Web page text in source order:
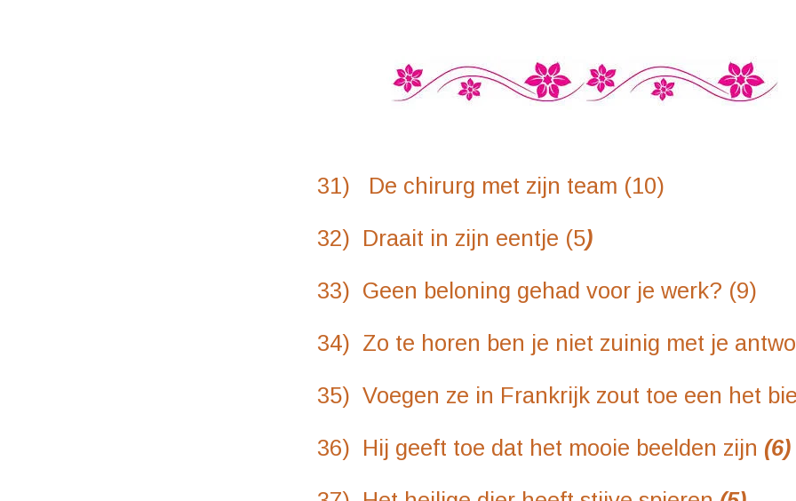
31) De chirurg met zijn team (10)
32) Draait in zijn eentje (5)
33) Geen beloning gehad voor je werk? (9)
34) Zo te horen ben je niet zuinig met je
35) Voegen ze in Frankrijk zout toe een het
36) Hij geeft toe dat het mooie beelden zijn (6)